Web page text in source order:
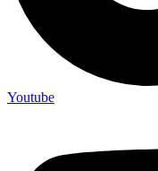
Youtube